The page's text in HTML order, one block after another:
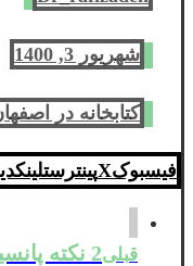
شهریور 3, 1400
کتابخانه در
فیسبوکXپینترست
قبلی
2 نکته